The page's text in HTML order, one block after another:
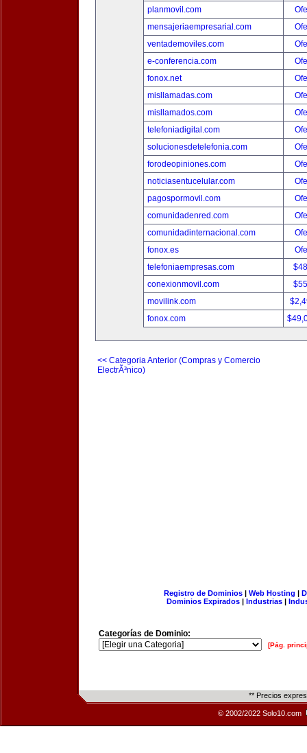
planmovil.com
mensajeriaempresarial.com
ventademoviles.com
e-conferencia.com
fonox.net
misllamadas.com
misllamados.com
telefoniadigital.com
solucionesdetelefonia.com
forodeopiniones.com
noticiasentucelular.com
pagospormovil.com
comunidadenred.com
comunidadinternacional.com
fonox.es
telefoniaempresas.com
conexionmovil.com
movilink.com
fonox.com
<< Categoria Anterior (Compras y Comercio
ElectrÃ³nico)
Registro de Dominios| Web Hosting |
Dominios Expirados | Industrias |
Categorías de Dominio:
[Pág.
** Precios
© 2002/2022 Solo10.com